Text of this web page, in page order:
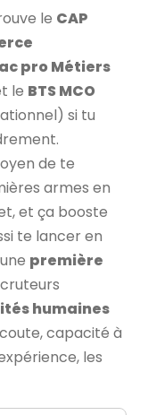
le CAP
pro Métiers
le BTS MCO
si tu
de te
armes en
et ça booste
te lancer en
première
humaines
capacité à
les